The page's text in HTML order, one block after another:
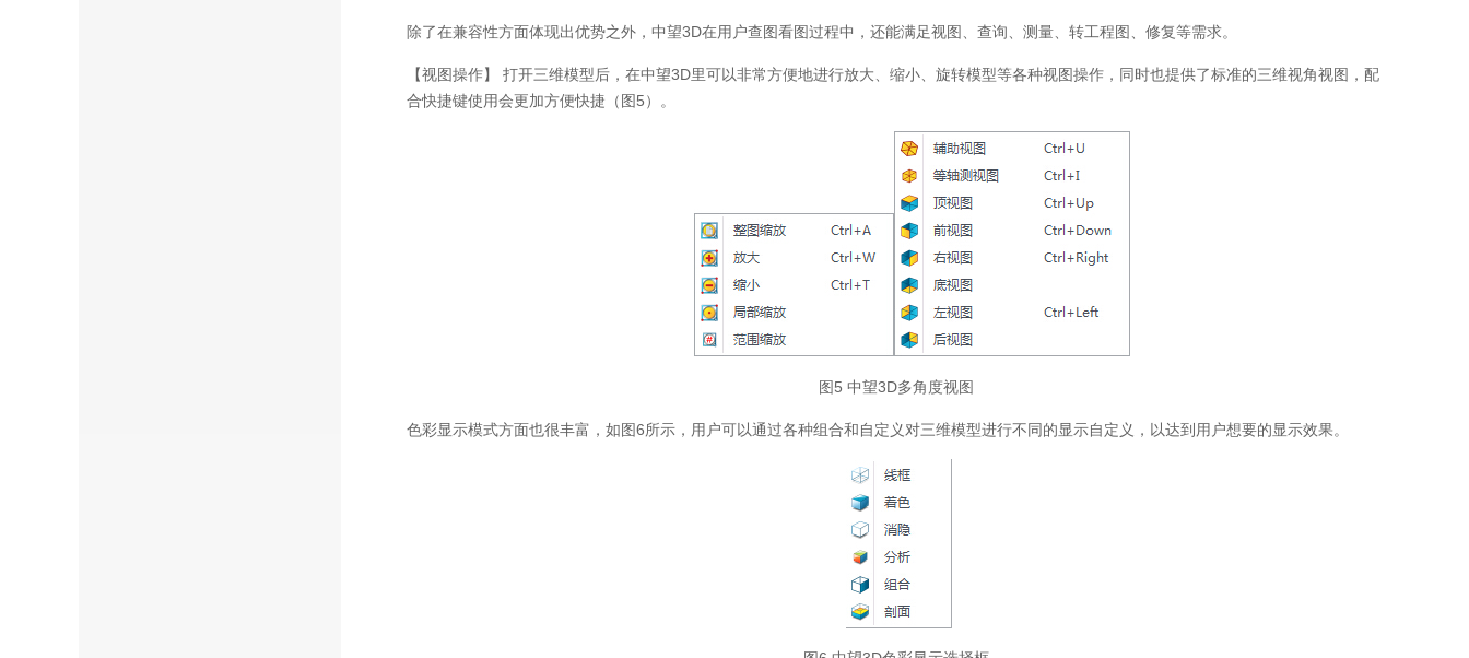
除了在兼容性方面体现出优势之外，中望3D在用户查图看图过程中，还能满足视图、查询、测量、转工程图、修复等需求。
【视图操作】 打开三维模型后，在中望3D里可以非常方便地进行放大、缩小、旋转模型等各种视图操作，同时也提供了标准的三维视角视图，配
合快捷键使用会更加方便快捷（图5）。
图5 中望3D多角度视图
色彩显示模式方面也很丰富，如图6所示，用户可以通过各种组合和自定义对三维模型进行不同的显示自定义，以达到用户想要的显示效果。